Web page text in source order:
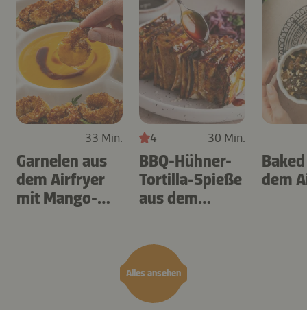
Alles ansehen
33 Min.
Garnelen aus
dem Airfryer
mit Mango-
4 30 Min.
BBQ-Hühner-
Tortilla-Spieße
aus dem
dem